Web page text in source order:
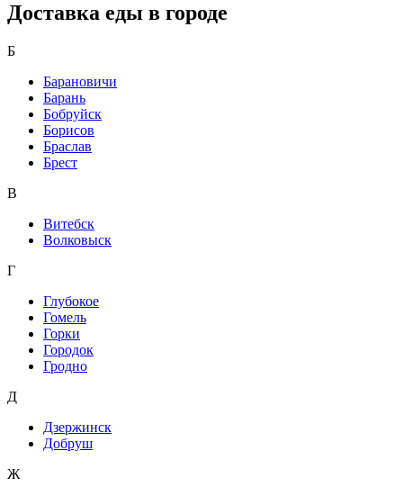
Доставка еды в городе
Б
Барановичи
Барань
Бобруйск
Борисов
Браслав
Брест
В
Витебск
Волковыск
Г
Глубокое
Гомель
Горки
Городок
Гродно
Д
Дзержинск
Добруш
Ж